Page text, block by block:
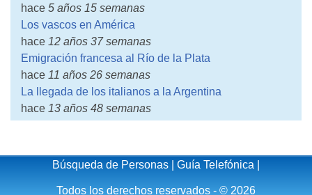
hace 5 años 15 semanas
Los vascos en América
hace 12 años 37 semanas
Emigración francesa al Río de la Plata
hace 11 años 26 semanas
La llegada de los italianos a la Argentina
hace 13 años 48 semanas
Búsqueda de Personas Guía Telefónica
Todos los derechos reservados - © 2026